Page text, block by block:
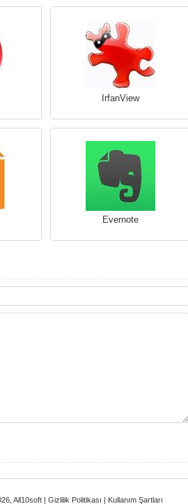
IrfanView
Evernote
All10soft | Gizlilik Politikası | Kullanım Şartları